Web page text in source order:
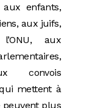
aux enfants,
aux juifs,
aux
convois
mettent à
peuvent plus